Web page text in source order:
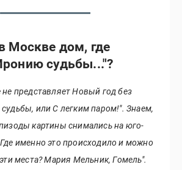
Москве дом, где
судьбы..."?
представляет Новый год без
или С легким паром!". Знаем,
картины снимались на юго-
именно это происходило и можно
места? Мария Мельник, Гомель".